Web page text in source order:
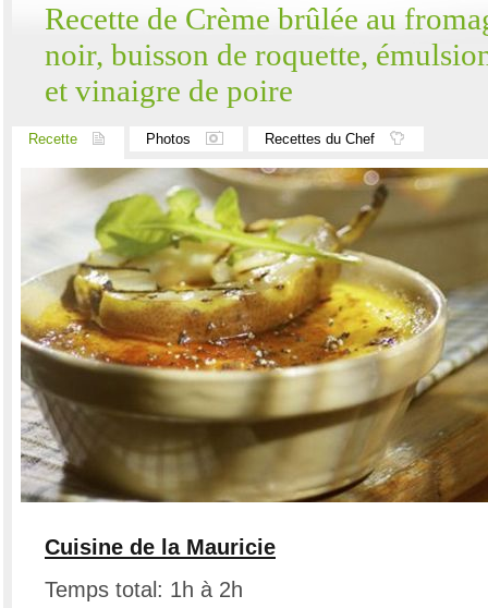
Recette de Crème brûlée au
noir, buisson de roquette,
et vinaigre de poire
Recette Photos Recettes du Chef
Cuisine de la Mauricie
Temps total: 1h à 2h